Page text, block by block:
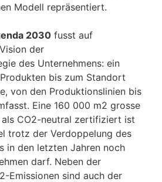
Modell repräsentiert.
2030 fusst auf
der
des Unternehmens: ein
bis zum Standort
von den Produktionslinien bis
Eine 160 000 m2 grosse
als CO2-neutral zertifiziert ist
trotz der Verdoppelung des
in den letzten Jahren noch
darf. Neben der
Emissionen sind auch der